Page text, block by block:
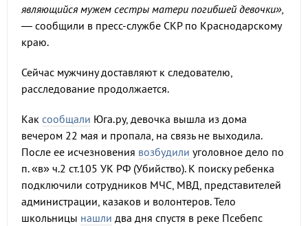
являющийся мужем сестры матери погибшей девочки»,
— сообщили в пресс-службе СКР по Краснодарскому
краю.
Сейчас мужчину доставляют к следователю,
расследование продолжается.
Как сообщали Юга.ру, девочка вышла из дома
вечером 22 мая и пропала, на связь не выходила.
После ее исчезновения возбудили уголовное дело по
п. «в» ч.2 ст.105 УК РФ (Убийство). К поиску ребенка
подключили сотрудников МЧС, МВД, представителей
администрации, казаков и волонтеров. Тело
школьницы нашли два дня спустя в реке Псебепс